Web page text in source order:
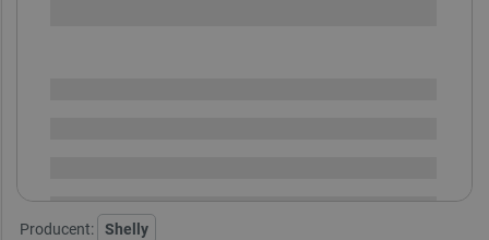
Producent: Shelly